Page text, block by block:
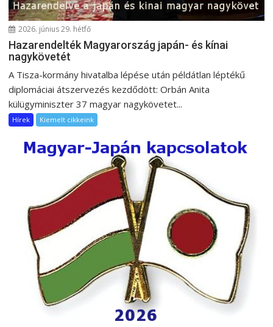
2026. június 29. hétfő
Hazarendelték Magyarország japán- és kínai
nagykövetét
A Tisza-kormány hivatalba lépése után példátlan léptékű
diplomáciai átszervezés kezdődött: Orbán Anita
külügyminiszter 37 magyar nagykövetet...
Hírek Kiemelt cikkeink